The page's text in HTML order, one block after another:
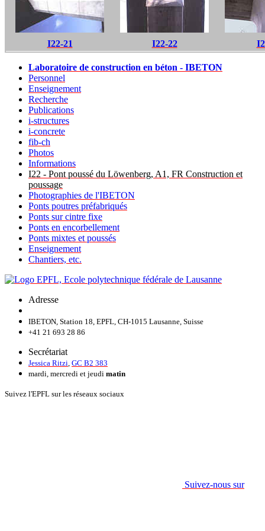
I22-21 I22-22
Laboratoire de construction en béton - IBETON
Personnel
Enseignement
Recherche
Publications
i-structures
i-concrete
fib-ch
Photos
Informations
I22 - Pont poussé du Löwenberg, A1, FR Construction et
poussage
Photographies de l'IBETON
Ponts poutres préfabriqués
Ponts sur cintre fixe
Ponts en encorbellement
Ponts mixtes et poussés
Enseignement
Chantiers, etc.
Adresse
IBETON, Station 18, EPFL, CH-1015 Lausanne, Suisse
+41 21 693 28 86
Secrétariat
Jessica Ritzi GC B2 383
mardi, mercredi et jeudi matin
Suivez l'EPFL sur les réseaux sociaux
Suivez-nous sur